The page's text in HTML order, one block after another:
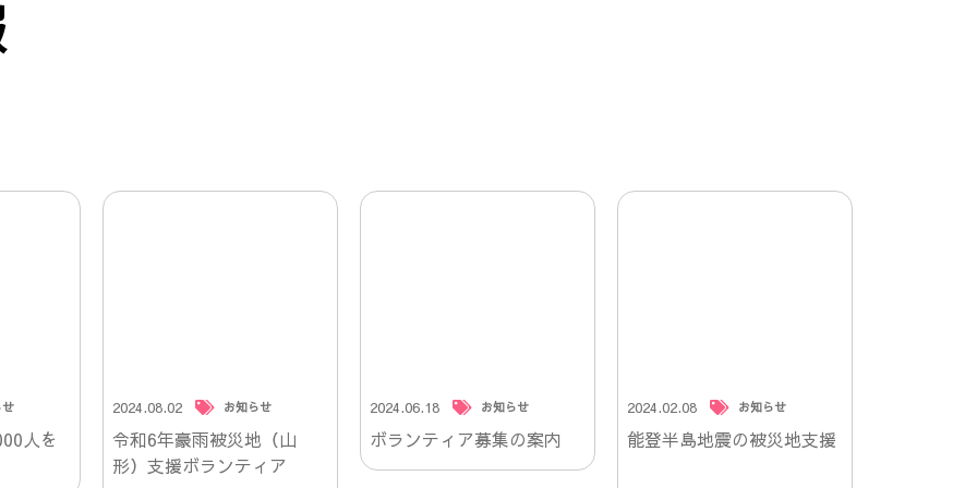
人を
2024.08.02 お知らせ
令和6年豪雨被災地（山
形）支援ボランティア
2024.06.18 お知らせ
ボランティア募集の案内
2024.02.08 お知らせ
能登半島地震の被災地支援